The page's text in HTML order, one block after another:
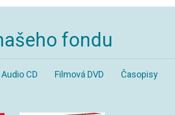
fondu
Audio CD Filmová DVD Časopisy